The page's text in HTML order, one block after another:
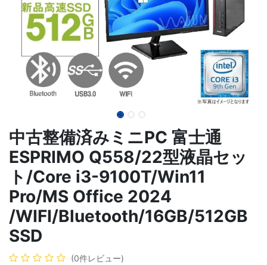
中古整備済みミニPC 富士通
ESPRIMO Q558/22型液晶セッ
ト/Core i3-9100T/Win11
Pro/MS Office 2024
/WIFI/Bluetooth/16GB/512GB
SSD
(0件レビュー)